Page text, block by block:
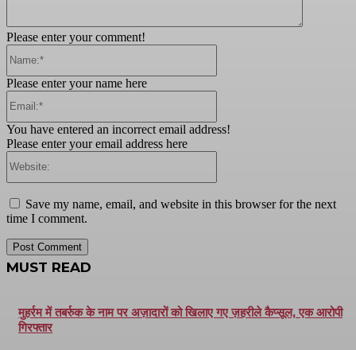
Please enter your comment!
Please enter your name here
You have entered an incorrect email address!
Please enter your email address here
Save my name, email, and website in this browser for the next
time I comment.
MUST READ
मुहर्रम में तबर्रुक के नाम पर अज़ादारों को खिलाए गए ज़हरीले कैप्सूल, एक आरोपी
गिरफ्तार